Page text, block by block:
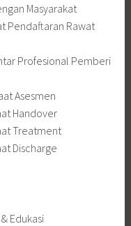
Masyarakat
Pendaftaran Rawat
Profesional Pemberi
Asesmen
Handover
Treatment
Discharge
Edukasi